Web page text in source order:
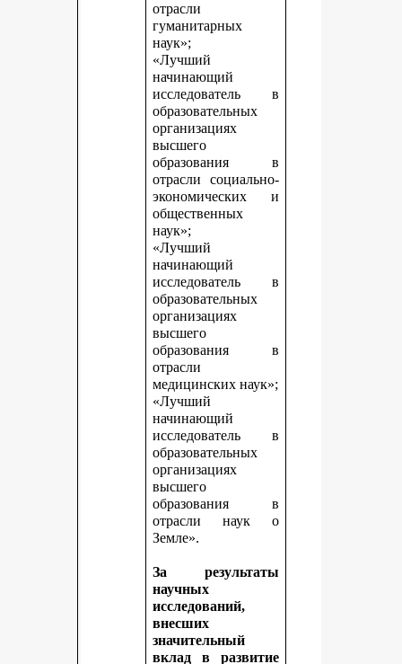
отрасли
гуманитарных
наук»;
«Лучший
начинающий
исследователь в
образовательных
организациях
высшего
образования в
отрасли социально-
экономических и
общественных
наук»;
«Лучший
начинающий
исследователь в
образовательных
организациях
высшего
образования в
отрасли
медицинских наук»;
«Лучший
начинающий
исследователь в
образовательных
организациях
высшего
образования в
отрасли наук о
Земле».
За результаты
научных
исследований,
внесших
значительный
вклад в развитие